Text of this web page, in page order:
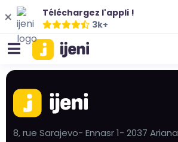
Téléchargez l'appli !
3k+
8, rue Sarajevo- Ennasr 1- 2037 Ariana